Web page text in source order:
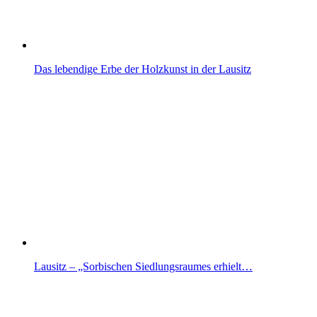
Das lebendige Erbe der Holzkunst in der Lausitz
Lausitz – „Sorbischen Siedlungsraumes erhielt…